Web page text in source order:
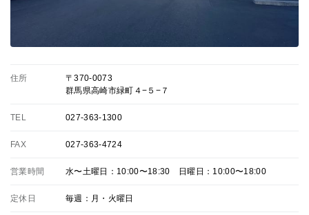
住所
〒370-0073
群馬県高崎市緑町４−５−７
TEL 027-363-1300
FAX 027-363-4724
営業時間 水〜土曜日：10:00〜18:30 日曜日：10:00〜18:00
定休日 毎週：月・火曜日